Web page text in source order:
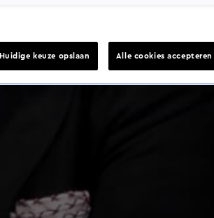
Huidige keuze opslaan Alle cookies accepteren